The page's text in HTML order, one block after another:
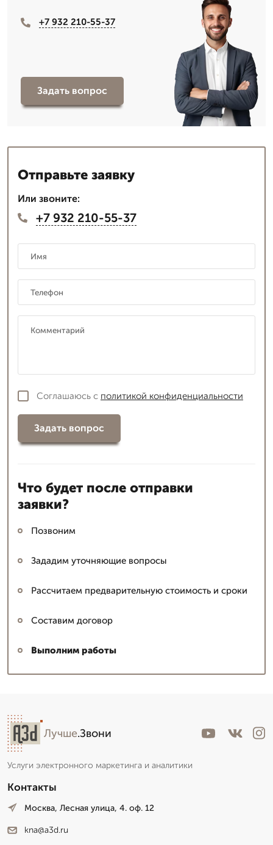
+7 932 210-55-37
Задать вопрос
Отправьте заявку
Или звоните:
+7 932 210-55-37
Соглашаюсь с политикой конфиденциальности
Задать вопрос
Что будет после отправки
заявки?
Позвоним
Зададим уточняющие вопросы
Рассчитаем предварительную стоимость и сроки
Составим договор
Выполним работы
Лучше.Звони
Услуги электронного маркетинга и аналитики
Контакты
Москва, Лесная улица, 4. оф. 12
kna@a3d.ru